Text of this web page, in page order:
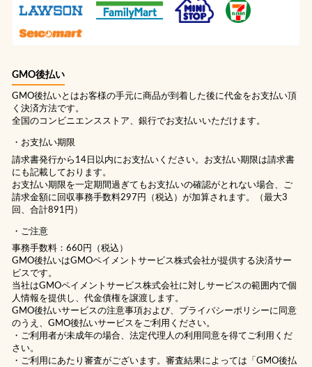
GMO後払い
GMO後払いとはお客様の手元に商品が到着した後に代金をお支払い頂
く決済方法です。
全国のコンビニエンスストア、銀行でお支払いいただけます。
お支払い期限
請求書発行から14日以内にお支払いください。お支払い期限は請求書
にも記載しております。
お支払い期限を一定期間過ぎてもお支払いの確認がとれない場合、ご
請求金額に回収事務手数料297円（税込）が加算されます。（最大3
回、合計891円）
ご注意
事務手数料：660円（税込）
GMO後払いはGMOペイメントサービス株式会社が提供する決済サー
ビスです。
当社はGMOペイメントサービス株式会社に対しサービスの範囲内で個
人情報を提供し、代金債権を譲渡します。
GMO後払いサービスの注意事項および、 プライバシーポリシーに同意
のうえ、GMO後払いサービスをご利用ください。
・ご利用者が未成年の場合、法定代理人の利用同意を得てご利用くだ
さい。
・ご利用にあたり審査がございます。審査結果によっては「GMO後払